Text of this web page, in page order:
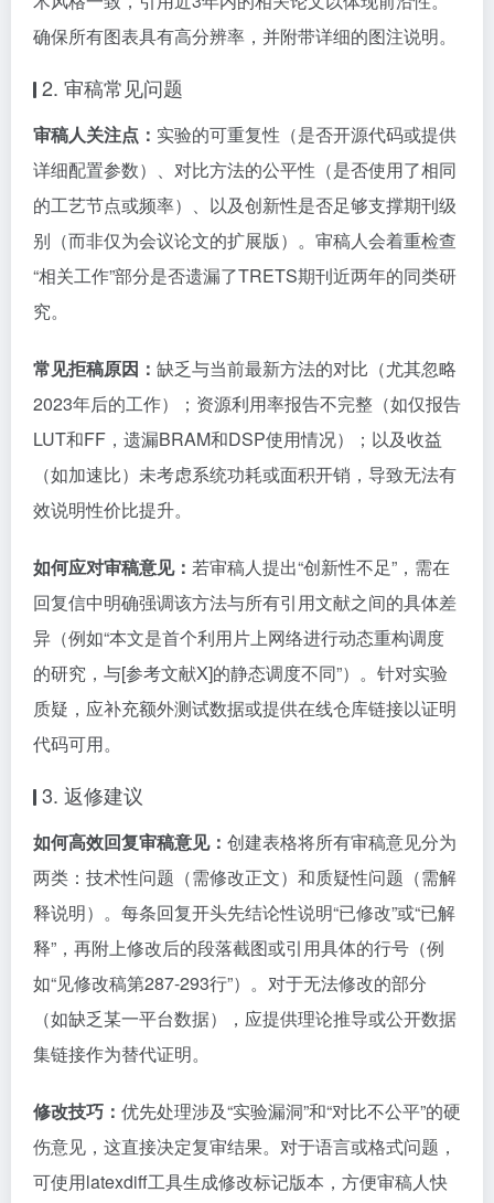
确保所有图表具有高分辨率，并附带详细的图注说明。
2. 审稿常见问题
审稿人关注点： 实验的可重复性（是否开源代码或提供
详细配置参数）、对比方法的公平性（是否使用了相同
的工艺节点或频率）、以及创新性是否足够支撑期刊级
别（而非仅为会议论文的扩展版）。审稿人会着重检查
“相关工作”部分是否遗漏了TRETS期刊近两年的同类研
究。
常见拒稿原因： 缺乏与当前最新方法的对比（尤其忽略
2023年后的工作）；资源利用率报告不完整（如仅报告
LUT和FF，遗漏BRAM和DSP使用情况）；以及收益
（如加速比）未考虑系统功耗或面积开销，导致无法有
效说明性价比提升。
如何应对审稿意见： 若审稿人提出“创新性不足”，需在
回复信中明确强调该方法与所有引用文献之间的具体差
异（例如“本文是首个利用片上网络进行动态重构调度
的研究，与[参考文献X]的静态调度不同”）。针对实验
质疑，应补充额外测试数据或提供在线仓库链接以证明
代码可用。
3. 返修建议
如何高效回复审稿意见： 创建表格将所有审稿意见分为
两类：技术性问题（需修改正文）和质疑性问题（需解
释说明）。每条回复开头先结论性说明“已修改”或“已解
释”，再附上修改后的段落截图或引用具体的行号（例
如“见修改稿第287-293行”）。对于无法修改的部分
（如缺乏某一平台数据），应提供理论推导或公开数据
集链接作为替代证明。
修改技巧： 优先处理涉及“实验漏洞”和“对比不公平”的硬
伤意见，这直接决定复审结果。对于语言或格式问题，
可使用latexdiff工具生成修改标记版本，方便审稿人快